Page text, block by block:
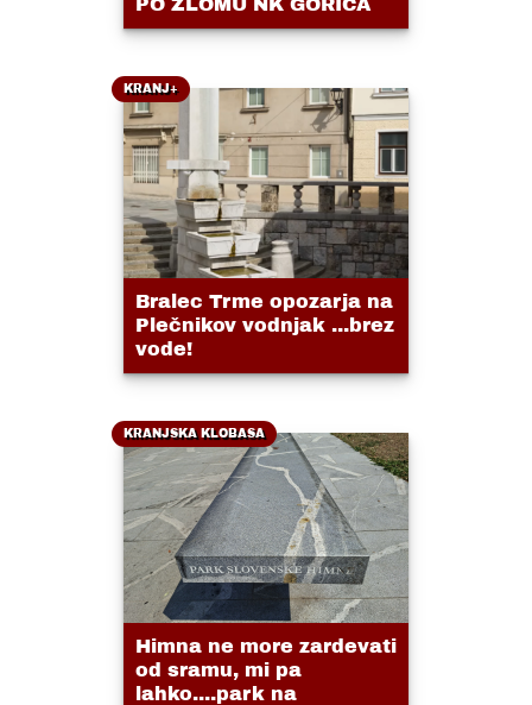
KRANJ+
Bralec Trme opozarja na
Plečnikov vodnjak ...brez
vode!
KRANJSKA KLOBASA
Himna ne more zardevati
od sramu, mi pa
lahko....park na